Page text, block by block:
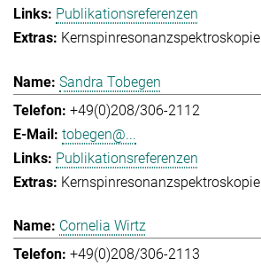
Publikationsreferenzen
Kernspinresonanzspektroskopie
Sandra Tobegen
+49(0)208/306-2112
tobegen@...
Publikationsreferenzen
Kernspinresonanzspektroskopie
Cornelia Wirtz
+49(0)208/306-2113